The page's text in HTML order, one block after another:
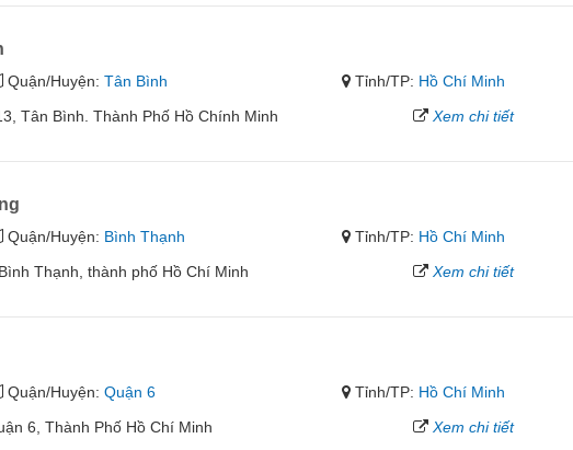
Quận/Huyện: Tân Bình Tỉnh/TP: Hồ Chí Minh
Tân Bình. Thành Phố Hồ Chính Minh
Xem chi tiết
Quận/Huyện: Bình Thạnh Tỉnh/TP: Hồ Chí Minh
Thạnh, thành phố Hồ Chí Minh
Xem chi tiết
Quận/Huyện: Quận 6 Tỉnh/TP: Hồ Chí Minh
6, Thành Phố Hồ Chí Minh
Xem chi tiết